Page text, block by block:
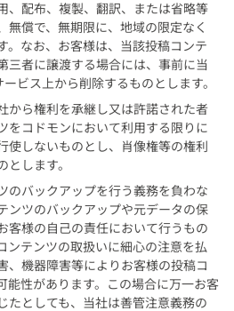
、配布、複製、翻訳、または省略等
無償で、無期限に、地域の限定なく
。なお、お客様は、当該投稿コンテ
三者に譲渡する場合には、事前に当
ビス上から削除するものとします。
から権利を承継し又は許諾された者
をコドモンにおいて利用する限りに
使しないものとし、肖像権等の権利
します。
のバックアップを行う義務を負わな
ンツのバックアップや元データの保
客様の自己の責任において行うもの
ンテンツの取扱いに細心の注意を払
、機器障害等によりお客様の投稿コ
能性があります。この場合に万一お客
たとしても、当社は善管注意義務の